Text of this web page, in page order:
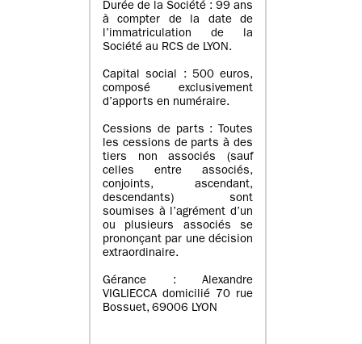
Durée de la Société : 99 ans
à compter de la date de
l’immatriculation de la
Société au RCS de LYON.
Capital social : 500 euros,
composé exclusivement
d’apports en numéraire.
Cessions de parts : Toutes
les cessions de parts à des
tiers non associés (sauf
celles entre associés,
conjoints, ascendant,
descendants) sont
soumises à l’agrément d’un
ou plusieurs associés se
prononçant par une décision
extraordinaire.
Gérance : Alexandre
VIGLIECCA domicilié 70 rue
Bossuet, 69006 LYON